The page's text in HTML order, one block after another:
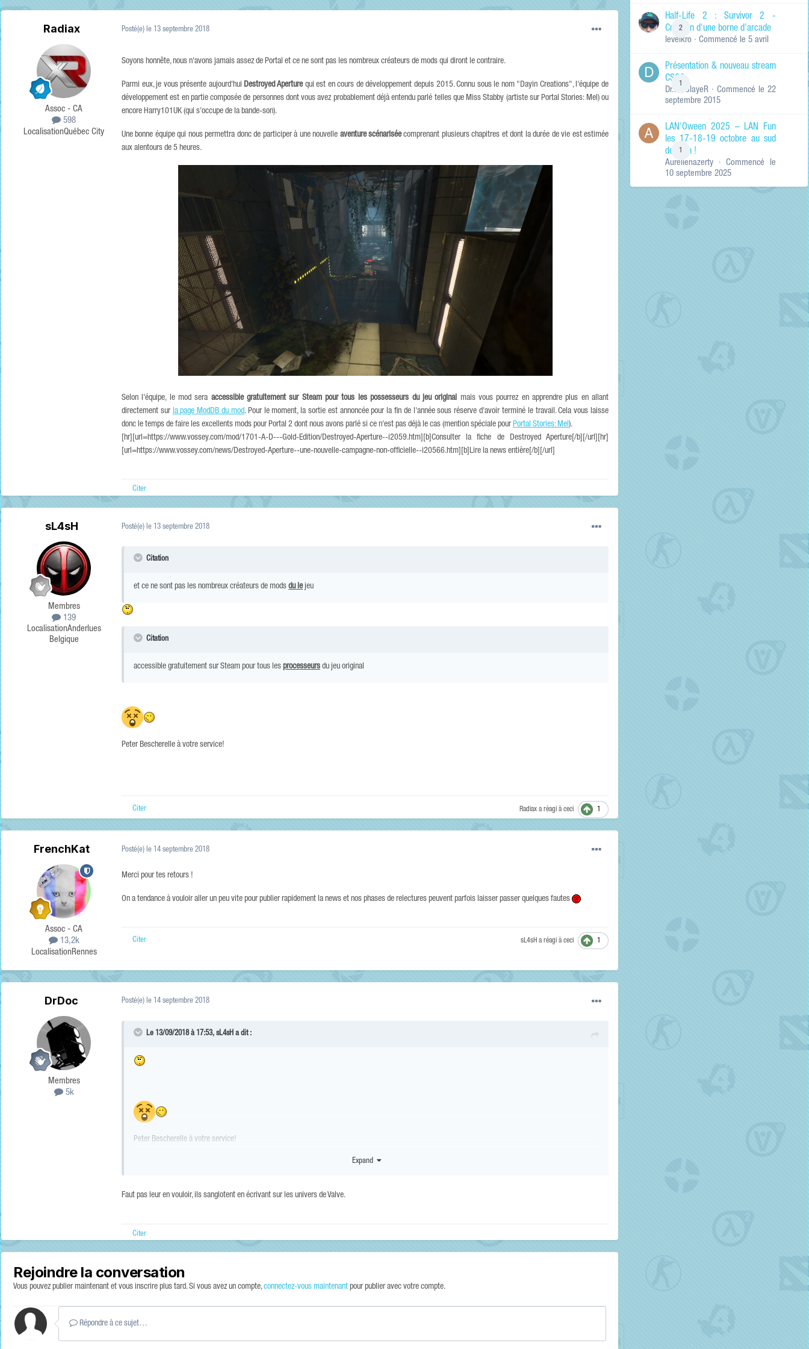
RECHERCHER LES
Titres et corps
Titres des
uniquement
Radiax
Assoc - CA
598
LocalisationQuébec City
Posté(e) le 13 septembre 2018
Soyons honnête, nous n'avons jamais assez de Portal et ce ne sont pas les nombreux créateurs de mods qui diront le contraire.
Parmi eux, je vous présente aujourd'hui Destroyed Aperturequi est en cours de développement depuis 2015. Connu sous le nom "Dayin Creations", l'équipe de
développement est en partie composée de personnes dont vous avez probablement déjà entendu parlé telles que Miss Stabby (artiste sur Portal Stories: Mel) ou
encore Harry101UK (qui s'occupe de la bande-son).
Une bonne équipe qui nous permettra donc de participer à une nouvelle aventure scénariséecomprenant plusieurs chapitres et dont la durée de vie est estimée
aux alentours de 5 heures.
Selon l'équipe, le mod sera accessible gratuitement sur Steam pour tous les possesseurs du jeu original mais vous pourrez en apprendre plus en allant
directement sur la page ModDB du mod. Pour le moment, la sortie est annoncée pour la fin de l'année sous réserve d'avoir terminé le travail. Cela vous laisse
donc le temps de faire les excellents mods pour Portal 2 dont nous avons parlé si ce n'est pas déjà le cas (mention spéciale pour Portal Stories: Mel).
[hr][url=https://www.vossey.com/mod/1701-A-D---Gold-Edition/Destroyed-Aperture--i2059.htm][b]Consulter la fiche de Destroyed Aperture[/b][/url][hr]
[url=https://www.vossey.com/news/Destroyed-Aperture--une-nouvelle-campagne-non-officielle--i20566.htm][b]Lire la news entière[/b][/url]
Citer
sL4sH
Membres
139
LocalisationAnderlues
Belgique
Posté(e) le 13 septembre 2018
Citation
et ce ne sont pas les nombreux créateurs de mods du lejeu
Citation
accessible gratuitement sur Steam pour tous les processeurs du jeu original
Peter Bescherelle à votre service!
Radiax a réagi à ceci
Citer
FrenchKat
Assoc - CA
13,2k
Localisation Rennes
Posté(e) le 14 septembre 2018
Merci pour tes retours !
On a tendance à vouloir aller un peu vite pour publier rapidement la news et nos phases de relectures peuvent parfois laisser passer quelques fautes
sL4sH a réagi à ceci 1
Citer
DrDoc
Membres
5k
Posté(e) le 14 septembre 2018
Le 13/09/2018 à 17:53, sL4sH a dit :
Peter Bescherelle à votre service!
Expand
Faut pas leur en vouloir, ils sanglotent en écrivant sur les univers de Valve.
Citer
Rejoindre la conversation
Vous pouvez publier maintenant et vous inscrire plus tard. Si vous avez un compte,connectez-vous maintenant pour publier avec votre compte.
Répondre à ce sujet…
2
Half-Life 2 : Survivor 2 -
Création d'une borne d'arcade
levelkro · Commencé le 5 avril
1
Présentation & nouveau stream
CSGO
Dr.KinSlayeR · Commencé le 22
septembre 2015
1
LAN'Oween 2025 – LAN Fun
les 17-18-19 octobre au sud
de Lyon !
Aurelienazerty · Commencé le
10 septembre 2025